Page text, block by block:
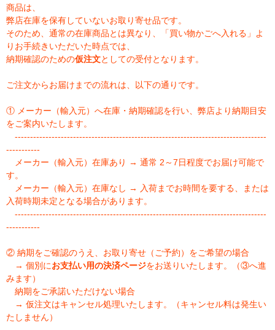
商品は、
弊店在庫を保有していないお取り寄せ品です。
そのため、通常の在庫商品とは異なり、「買い物かごへ入れる」よ
りお手続きいただいた時点では、
納期確認のための仮注文としての受付となります。
ご注文からお届けまでの流れは、以下の通りです。
① メーカー（輸入元）へ在庫・納期確認を行い、弊店より納期目安
をご案内いたします。
----------------------------------------------------------------------------------
-----------
メーカー（輸入元）在庫あり → 通常 2～7日程度でお届け可能で
す。
メーカー（輸入元）在庫なし → 入荷までお時間を要する、または
入荷時期未定となる場合があります。
----------------------------------------------------------------------------------
-----------
② 納期をご確認のうえ、お取り寄せ（ご予約）をご希望の場合
→ 個別にお支払い用の決済ページをお送りいたします。（③へ進
みます）
納期をご承諾いただけない場合
→ 仮注文はキャンセル処理いたします。（キャンセル料は発生い
たしません）